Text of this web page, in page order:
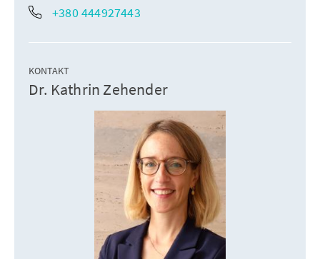
+380 444927443
KONTAKT
Dr. Kathrin Zehender